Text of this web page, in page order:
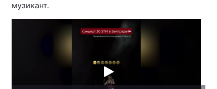
музикант.